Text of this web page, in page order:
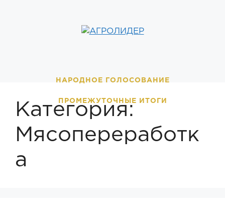
НАРОДНОЕ ГОЛОСОВАНИЕ
ПРОМЕЖУТОЧНЫЕ ИТОГИ
Категория:
Мясопереработк
а